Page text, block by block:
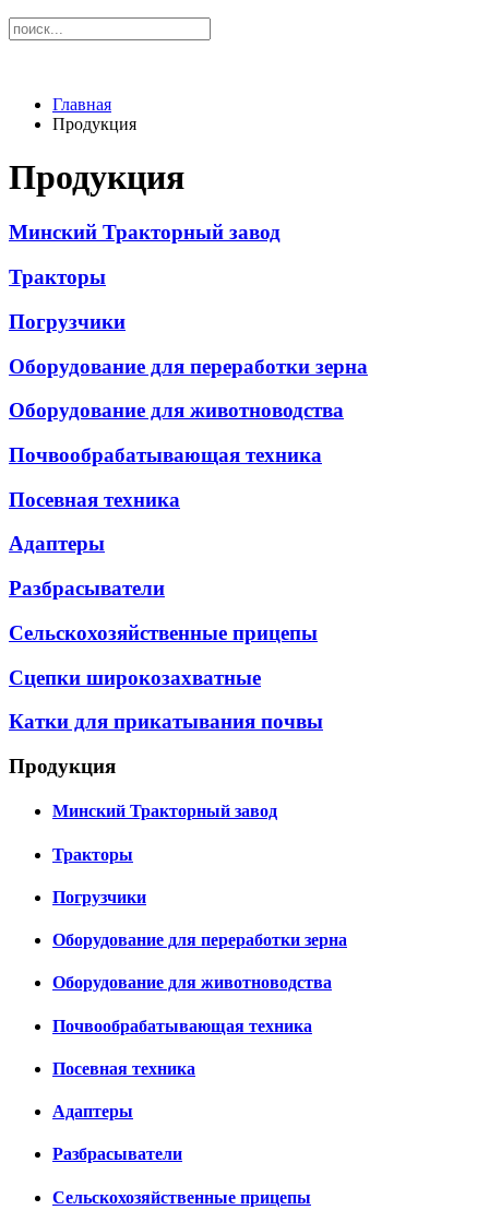
Главная
Продукция
Продукция
Минский Тракторный завод
Тракторы
Погрузчики
Оборудование для переработки зерна
Оборудование для животноводства
Почвообрабатывающая техника
Посевная техника
Адаптеры
Разбрасыватели
Сельскохозяйственные прицепы
Сцепки широкозахватные
Катки для прикатывания почвы
Продукция
Минский Тракторный завод
Тракторы
Погрузчики
Оборудование для переработки зерна
Оборудование для животноводства
Почвообрабатывающая техника
Посевная техника
Адаптеры
Разбрасыватели
Сельскохозяйственные прицепы